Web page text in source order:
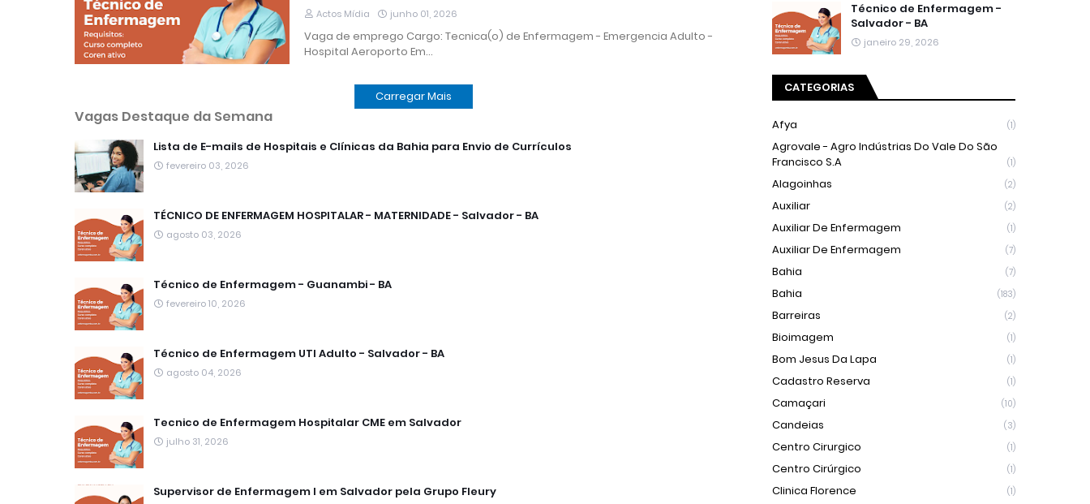
Actos Mídia junho 01, 2026
Vaga de emprego Cargo: Tecnica(o) de Enfermagem - Emergencia Adulto -
Hospital Aeroporto Em…
Carregar Mais
Vagas Destaque da Semana
Lista de E-mails de Hospitais e Clínicas da Bahia para Envio de Currículos
fevereiro 03, 2026
TÉCNICO DE ENFERMAGEM HOSPITALAR - MATERNIDADE - Salvador - BA
agosto 03, 2026
Técnico de Enfermagem - Guanambi - BA
fevereiro 10, 2026
Técnico de Enfermagem UTI Adulto - Salvador - BA
agosto 04, 2026
Tecnico de Enfermagem Hospitalar CME em Salvador
julho 31, 2026
Supervisor de Enfermagem I em Salvador pela Grupo Fleury
Técnico de Enfermagem -
Salvador - BA
janeiro 29, 2026
CATEGORIAS
Afya (1)
Agrovale - Agro Indústrias Do Vale Do São
Francisco S.A
(1)
Alagoinhas (2)
Auxiliar (2)
Auxiliar De Enfermagem (1)
Auxiliar De Enfermagem (7)
Bahia (7)
Bahia (183)
Barreiras (2)
Bioimagem (1)
Bom Jesus Da Lapa (1)
Cadastro Reserva (1)
Camaçari (10)
Candeias (3)
Centro Cirurgico (1)
Centro Cirúrgico (1)
Clinica Florence (1)